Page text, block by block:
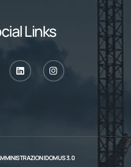
Links
DOMUS 3.0